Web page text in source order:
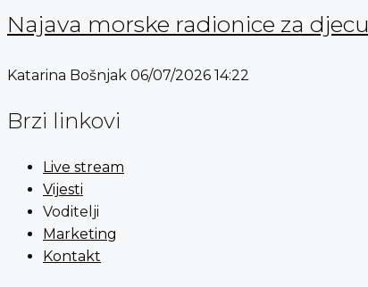
Najava morske radionice za djecu
Katarina Bošnjak 06/07/2026 14:22
Brzi linkovi
Live stream
Vijesti
Voditelji
Marketing
Kontakt